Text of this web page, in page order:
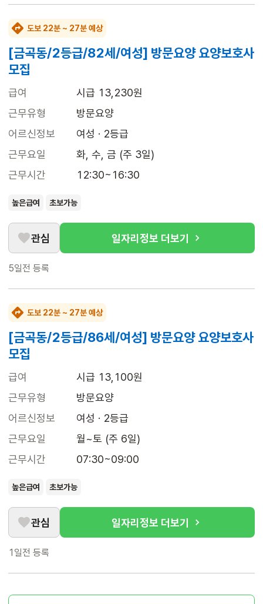
도보 22분 ~ 27분 예상
[금곡동/2등급/82세/여성] 방문요양 요양보호사
모집
급여
시급 13,230원
근무유형
방문요양
어르신정보
여성 · 2등급
근무요일
화, 수, 금 (주 3일)
근무시간
12:30~16:30
높은급여 초보가능
관심 일자리정보 더보기
5일전 등록
도보 22분 ~ 27분 예상
[금곡동/2등급/86세/여성] 방문요양 요양보호사
모집
급여
시급 13,100원
근무유형
방문요양
어르신정보
여성 · 2등급
근무요일
월~토 (주 6일)
근무시간
07:30~09:00
높은급여 초보가능
관심 일자리정보 더보기
1일전 등록